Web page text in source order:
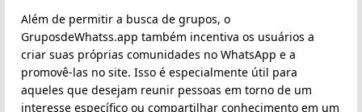
Além de permitir a busca de grupos, o
GruposdeWhatss.app também incentiva os usuários a
criar suas próprias comunidades no WhatsApp e a
promovê-las no site. Isso é especialmente útil para
aqueles que desejam reunir pessoas em torno de um
interesse específico ou compartilhar conhecimento em um